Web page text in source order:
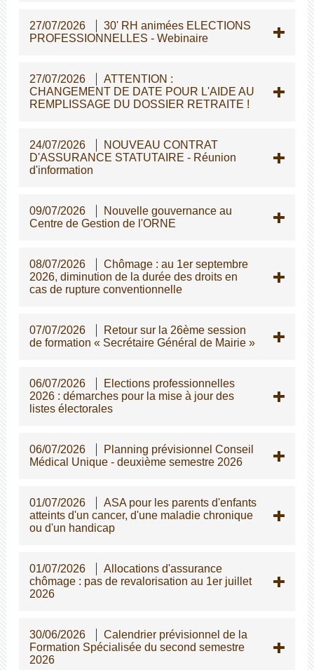
27/07/2026
30' RH animées ELECTIONS
PROFESSIONNELLES - Webinaire
27/07/2026
ATTENTION :
CHANGEMENT DE DATE POUR L'AIDE AU
REMPLISSAGE DU DOSSIER RETRAITE !
24/07/2026
NOUVEAU CONTRAT
D'ASSURANCE STATUTAIRE - Réunion
d'information
09/07/2026
Nouvelle gouvernance au
Centre de Gestion de l'ORNE
08/07/2026
Chômage : au 1er septembre
2026, diminution de la durée des droits en
cas de rupture conventionnelle
07/07/2026
Retour sur la 26ème session
de formation « Secrétaire Général de Mairie »
06/07/2026
Elections professionnelles
2026 : démarches pour la mise à jour des
listes électorales
06/07/2026
Planning prévisionnel Conseil
Médical Unique - deuxième semestre 2026
01/07/2026
ASA pour les parents d'enfants
atteints d'un cancer, d'une maladie chronique
ou d'un handicap
01/07/2026
Allocations d'assurance
chômage : pas de revalorisation au 1er juillet
2026
30/06/2026
Calendrier prévisionnel de la
Formation Spécialisée du second semestre
2026